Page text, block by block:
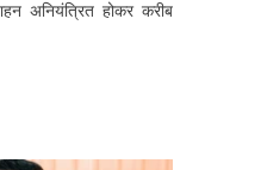
अनियंत्रित होकर करीब